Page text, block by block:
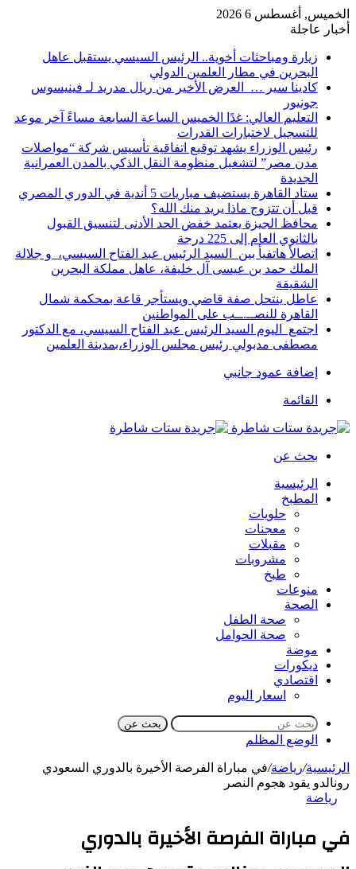
الخميس, أغسطس 6 2026
أخبار عاجلة
زيارة ومباحثات أخوية.. الرئيس السيسي يستقبل عاهل
البحرين في مطار العلمين الدولي
كادينا سير … العرض الأخير من ريال مدريد لـ فينيسوس
جونيور
التعليم العالي: غدًا الخميس الساعة السابعة مساءً آخر موعد
للتسجيل لاختبارات القدرات
رئيس الوزراء يشهد توقيع اتفاقية تأسيس شركة “مواصلات
مدن مصر” لتشغيل منظومة النقل الذكي بالمدن العمرانية
الجديدة
ستاد القاهرة يستضيف مباريات 5 أندية في الدوري المصري
قبل أن تتزوج ماذا يريد منك الله؟
محافظ الجيزة يعتمد خفض الحد الأدنى لتنسيق القبول
بالثانوي العام إلى 225 درجة
اتصالأ هاتفيأ بين السيد الرئيس عبد الفتاح السيسي، و جلالة
الملك حمد بن عيسى آل خليفة، عاهل مملكة البحرين
الشقيقة
عاطل ينتحل صفة قاضي ويستأجر قاعة بمحكمة شمال
القاهرة للنصــ.ــب على المواطنين
اجتمع اليوم السيد الرئيس عبد الفتاح السيسي، مع الدكتور
مصطفى مدبولي رئيس مجلس الوزراء،بمدينة العلمين
إضافة عمود جانبي
القائمة
بحث عن
الرئيسية
المطبخ
حلويات
معجنات
مقبلات
مشروبات
طبخ
منوعات
الصحة
صحة الطفل
صحة الحوامل
موضة
ديكورات
اقتصادي
اسعار اليوم
بحث عن
الوضع المظلم
الرئيسية/رياضة/في مباراة الفرصة الأخيرة بالدوري السعودي
رونالدو يقود هجوم النصر
رياضة
في مباراة الفرصة الأخيرة بالدوري